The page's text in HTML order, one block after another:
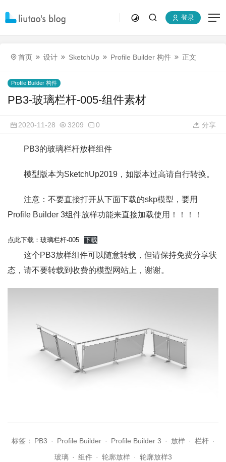
登录
首页 设计 SketchUp Profile Builder 构件 正文
Profile Builder 构件
PB3-玻璃栏杆-005-组件素材
2020-11-28 3209 0 分享
PB3的玻璃栏杆放样组件
模型版本为SketchUp2019，如版本过高请自行转换。
注意：不要直接打开从下面下载的skp模型，要用
Profile Builder 3组件放样功能来直接加载使用！！！！
点此下载：玻璃栏杆-005 下载
这个PB3放样组件可以随意转载，但请保持免费分享状
态，请不要转载到收费的模型网站上，谢谢。
标签： PB3 · Profile Builder · Profile Builder 3 · 放样 · 栏杆 ·
玻璃 · 组件 · 轮廓放样 · 轮廓放样3